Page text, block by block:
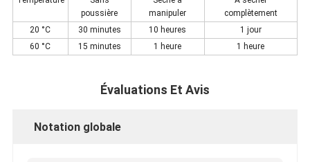
poussière
manipuler
complètement
20 °C
30 minutes 10 heures
1 jour
60 °C
15 minutes 1 heure 1 heure
Évaluations Et Avis
Notation globale